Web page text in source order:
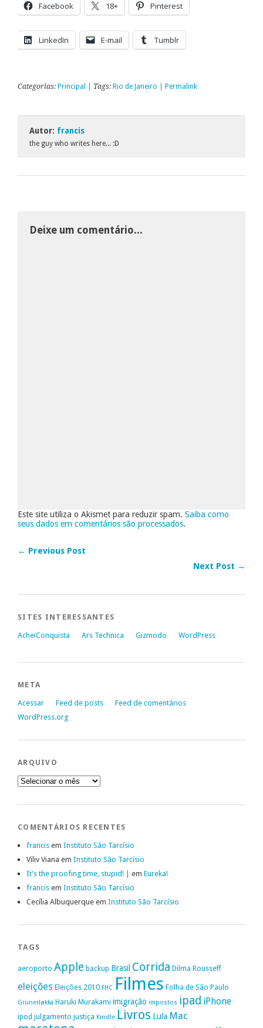
Facebook 18+ Pinterest
LinkedIn E-mail Tumblr
Categorias: Principal | Tags: Rio de Janeiro Permalink
Autor: francis
the guy who writes here... :D
Deixe um comentário...
Este site utiliza o Akismet para reduzir spam. Saiba como
seus dados em comentários são processados.
← Previous Post
Next Post →
SITES INTERESSANTES
AcheiConquista Ars Technica Gizmodo WordPress
META
Acessar Feed de posts
Feed de comentários
WordPress.org
ARQUIVO
Arquivo
COMENTÁRIOS RECENTES
francis em Instituto São Tarcísio
Viliv Viana em Instituto São Tarcísio
It’s the proofing time, stupid! | em Eureka!
francis em Instituto São Tarcísio
Cecília Albuquerque em Instituto São Tarcísio
TAGS
aeroporto Apple backup Brasil Corrida Dilma Rousseff
eleições Eleições 2010 FHC Filmes Folha de São Paulo
Grünerløkka Haruki Murakami imigração impostos ipad iPhone
ipod julgamento justiça Kindle Livros Lula Mac